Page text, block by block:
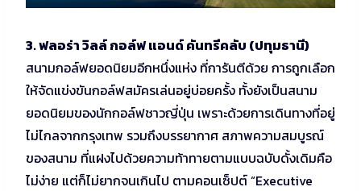
3. ฟลอร่า วิลล์ กอล์ฟ แอนด์ คันทรีคลับ (ปทุมธานี)
สนามกอล์ฟยอดนิยมอีกหนึ่งแห่ง ที่การันตีด้วย การถูกเลือก
ให้จัดแข่งขันกอล์ฟสมัครเล่นอยู่บ่อยครั้ง ทั้งยังเป็นสนาม
ยอดนิยมของนักกอล์ฟชาวญี่ปุ่น เพราะด้วยการเดินทางที่อยู่
ไม่ไกลจากกรุงเทพ รวมถึงบรรยากาศ สภาพความสมบูรณ์
ของสนาม ที่แฝงไปด้วยความท้าทายตามแบบฉบับดั้งเดิมคือ
ไม่ง่าย แต่ก็ไม่ยากจนเกินไป ตามคอนเซ็ปต์ “Executive